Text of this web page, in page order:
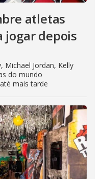
atletas
depois
Michael Jordan, Kelly
do mundo
mais tarde